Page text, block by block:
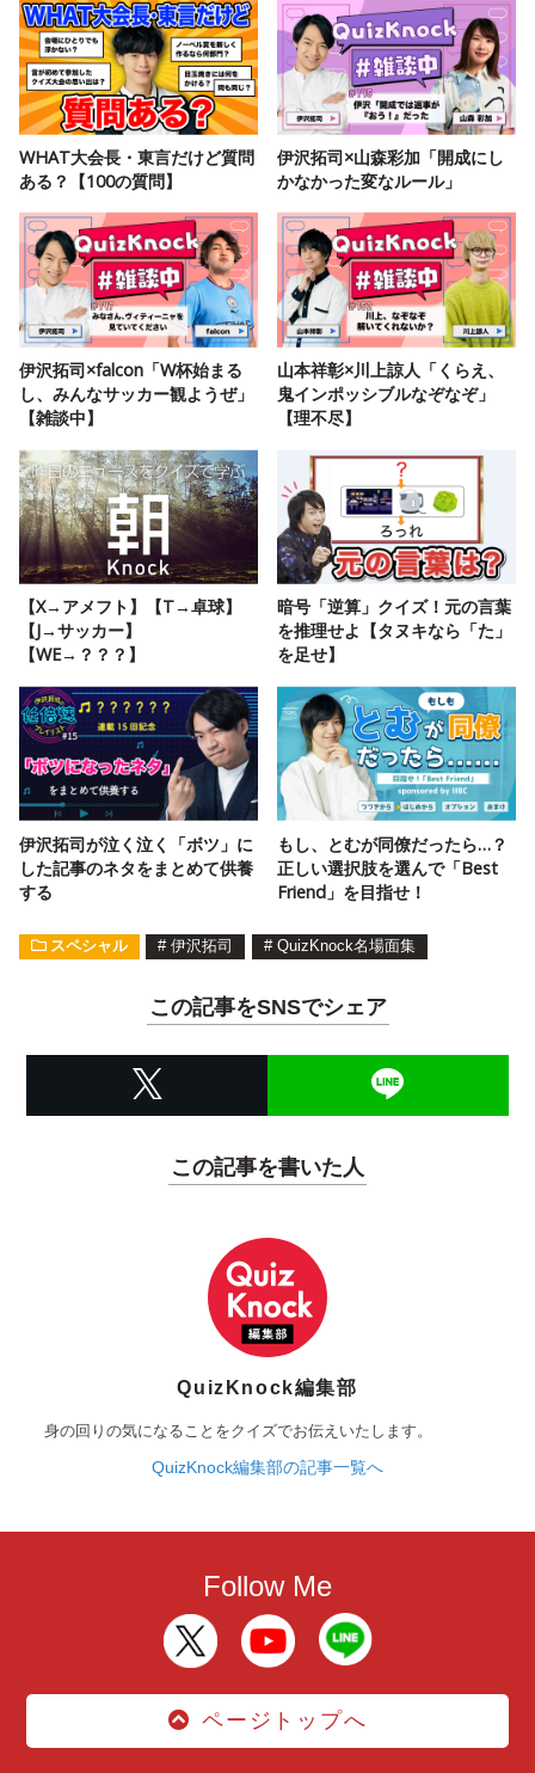
WHAT大会長・東言だけど質問
ある？【100の質問】
伊沢拓司×山森彩加「開成にし
かなかった変なルール」
伊沢拓司×falcon「W杯始まる
し、みんなサッカー観ようぜ」
【雑談中】
山本祥彰×川上諒人「くらえ、
鬼インポッシブルなぞなぞ」
【理不尽】
【X→アメフト】【T→卓球】
【J→サッカー】
【WE→？？？】
暗号「逆算」クイズ！元の言葉
を推理せよ【タヌキなら「た」
を足せ】
伊沢拓司が泣く泣く「ボツ」に
した記事のネタをまとめて供養
する
もし、とむが同僚だったら…？
正しい選択肢を選んで「Best
Friend」を目指せ！
スペシャル # 伊沢拓司 # QuizKnock名場面集
この記事をSNSでシェア
この記事を書いた人
QuizKnock編集部
身の回りの気になることをクイズでお伝えいたします。
QuizKnock編集部の記事一覧へ
Follow Me
ページトップへ